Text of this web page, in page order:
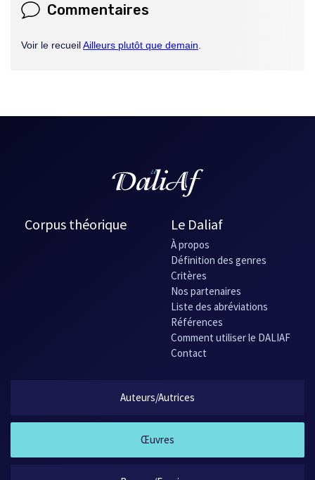
Commentaires
Voir le recueilAilleurs plutôt que demain
Corpus théorique Le Daliaf
À propos
Définition des genres
Critères
Nos partenaires
Liste des abréviations
Références
Comment utiliser le DALIAF
Contact
Auteurs/Autrices
Œuvres